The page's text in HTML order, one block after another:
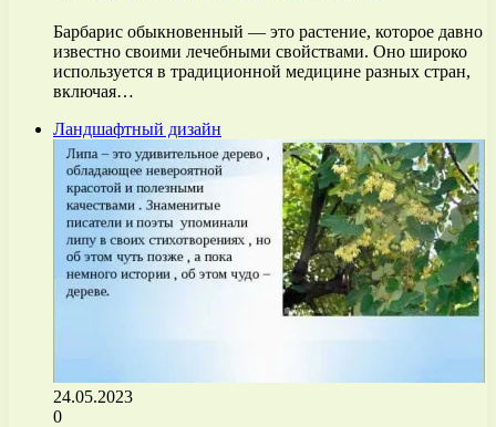
Барбарис обыкновенный — это растение, которое давно
известно своими лечебными свойствами. Оно широко
используется в традиционной медицине разных стран,
включая…
Ландшафтный дизайн
24.05.2023
0